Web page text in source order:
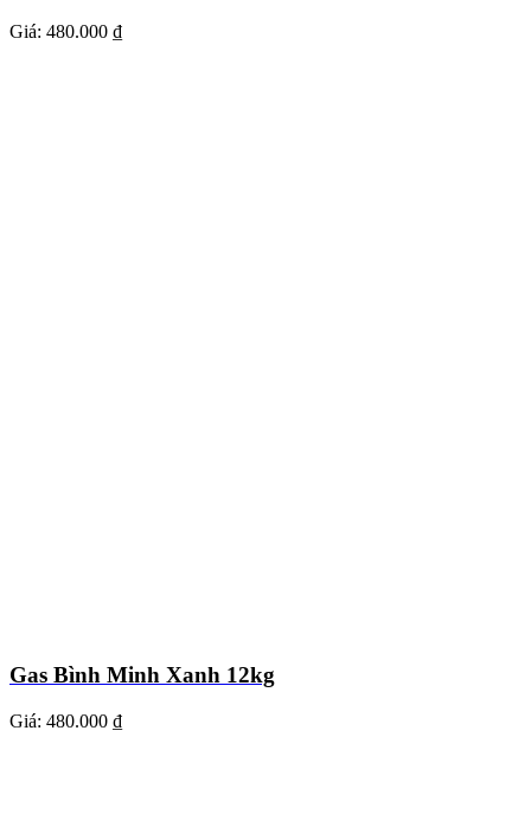
Giá: 480.000 ₫
Gas Bình Minh Xanh 12kg
Giá: 480.000 ₫